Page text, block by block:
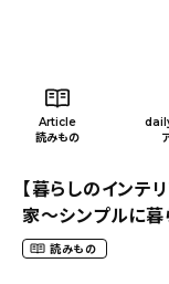
Article
読みもの
【暮らしのインテ
家～シンプルに暮
読みもの